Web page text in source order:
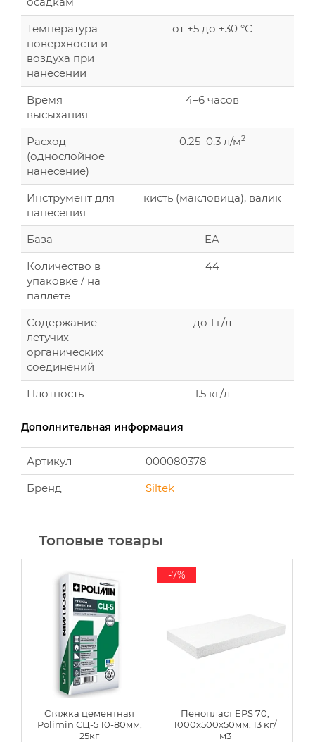
Температура
поверхности и
воздуха при
нанесении
от +5 до +30 °С
Время
высыхания
4–6 часов
Расход
(однослойное
нанесение)
0.25–0.3 л/м2
Инструмент для
нанесения
кисть (макловица), валик
База
EA
Количество в
упаковке / на
паллете
44
Содержание
летучих
органических
соединений
до 1 г/л
Плотность 1.5 кг/л
Дополнительная информация
Артикул
000080378
Бренд
Siltek
Топовые товары
Стяжка цементная
Polimin СЦ-5 10-80мм,
25кг
Пенопласт EPS 70,
1000х500х50мм, 13 кг/
м3
-7%